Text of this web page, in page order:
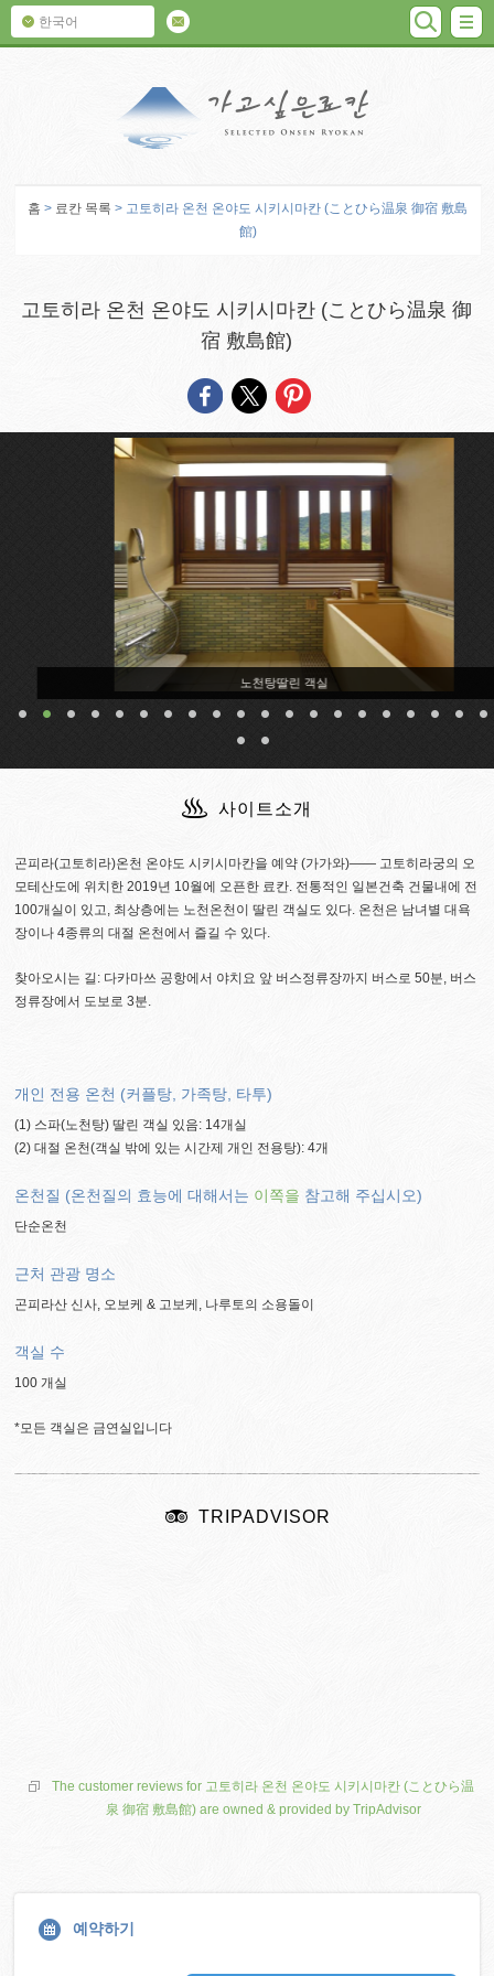
한국어 검색
홈 > 료칸 목록 > 고토히라 온천 온야도 시키시마칸 (ことひら温泉 御宿 敷島
館)
고토히라 온천 온야도 시키시마칸 (ことひら温泉 御
宿 敷島館)
노천탕딸린 객실
사이트소개
곤피라(고토히라)온천 온야도 시키시마칸을 예약 (가가와)―― 고토히라궁의 오
모테산도에 위치한 2019년 10월에 오픈한 료칸. 전통적인 일본건축 건물내에 전
100개실이 있고, 최상층에는 노천온천이 딸린 객실도 있다. 온천은 남녀별 대욕
장이나 4종류의 대절 온천에서 즐길 수 있다.
찾아오시는 길: 다카마쓰 공항에서 야치요 앞 버스정류장까지 버스로 50분, 버스
정류장에서 도보로 3분.
개인 전용 온천 (커플탕, 가족탕, 타투)
(1) 스파(노천탕) 딸린 객실 있음: 14개실
(2) 대절 온천(객실 밖에 있는 시간제 개인 전용탕): 4개
온천질 (온천질의 효능에 대해서는 이쪽을 참고해 주십시오)
단순온천
근처 관광 명소
곤피라산 신사, 오보케 & 고보케, 나루토의 소용돌이
객실 수
100 개실
*모든 객실은 금연실입니다
TRIPADVISOR
The customer reviews for 고토히라 온천 온야도 시키시마칸 (ことひら温
泉 御宿 敷島館) are owned & provided by TripAdvisor
예약하기